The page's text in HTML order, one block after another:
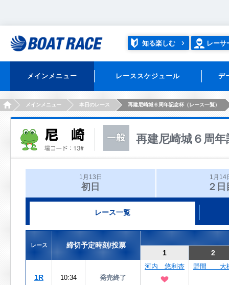
知る楽しむ レーサ
メインメニュー レーススケジュール デ
HOMEメインメニュー 本日のレース 再建尼崎城６周年記念杯（レース一覧）
再建尼崎城６周年
1月13日
初日
1月14
２日
レース一覧
レース
締切予定時刻/投票
1
2
1R 10:34 発売終了
河内 悠利杏 野間 大